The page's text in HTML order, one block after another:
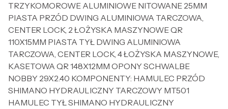
TRZYKOMOROWE ALUMINIOWE NITOWANE 25MM
PIASTA PRZÓD DWING ALUMINIOWA TARCZOWA,
CENTER LOCK, 2 ŁOŻYSKA MASZYNOWE QR
110X15MM PIASTA TYŁ DWING ALUMINIOWA
TARCZOWA, CENTER LOCK, 4 ŁOŻYSKA MASZYNOWE,
KASETOWA QR 148X12MM OPONY SCHWALBE
NOBBY 29X2.40 KOMPONENTY: HAMULEC PRZÓD
SHIMANO HYDRAULICZNY TARCZOWY MT501
HAMULEC TYŁ SHIMANO HYDRAULICZNY